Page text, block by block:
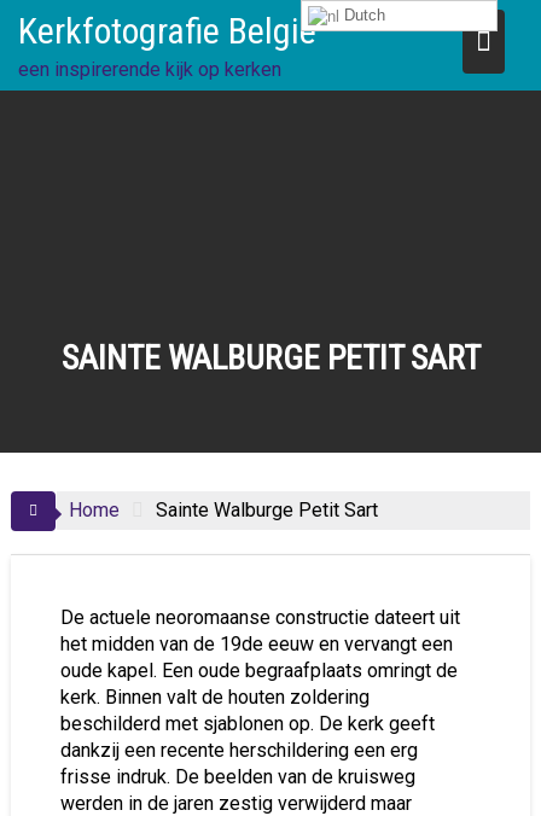
direct
naar
de
Kerkfotografie België
een inspirerende kijk op kerken
SAINTE WALBURGE PETIT SART
Home Sainte Walburge Petit Sart
De actuele neoromaanse constructie dateert uit
het midden van de 19de eeuw en vervangt een
oude kapel. Een oude begraafplaats omringt de
kerk. Binnen valt de houten zoldering
beschilderd met sjablonen op. De kerk geeft
dankzij een recente herschildering een erg
frisse indruk. De beelden van de kruisweg
werden in de jaren zestig verwijderd maar
Dutch